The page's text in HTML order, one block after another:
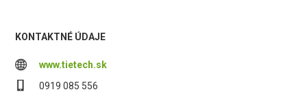
KONTAKTNÉ ÚDAJE
www.tietech.sk
0919 085 556